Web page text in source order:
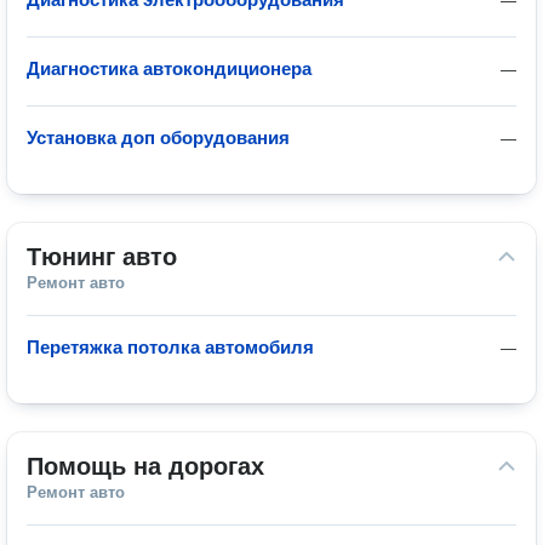
—
Диагностика автокондиционера
—
Установка доп оборудования
Тюнинг авто
Ремонт авто
—
Перетяжка потолка автомобиля
Помощь на дорогах
Ремонт авто